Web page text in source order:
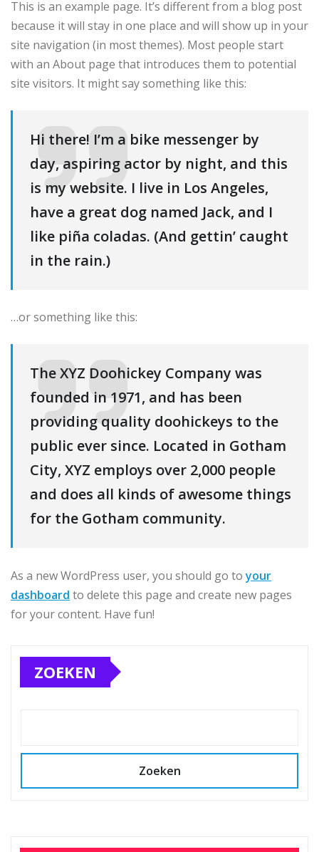
This is an example page. It’s different from a blog post
because it will stay in one place and will show up in your
site navigation (in most themes). Most people start
with an About page that introduces them to potential
site visitors. It might say something like this:
Hi there! I’m a bike messenger by
day, aspiring actor by night, and this
is my website. I live in Los Angeles,
have a great dog named Jack, and I
like piña coladas. (And gettin’ caught
in the rain.)
…or something like this:
The XYZ Doohickey Company was
founded in 1971, and has been
providing quality doohickeys to the
public ever since. Located in Gotham
City, XYZ employs over 2,000 people
and does all kinds of awesome things
for the Gotham community.
As a new WordPress user, you should go toyour
dashboard to delete this page and create new pages
for your content. Have fun!
ZOEKEN
Zoeken